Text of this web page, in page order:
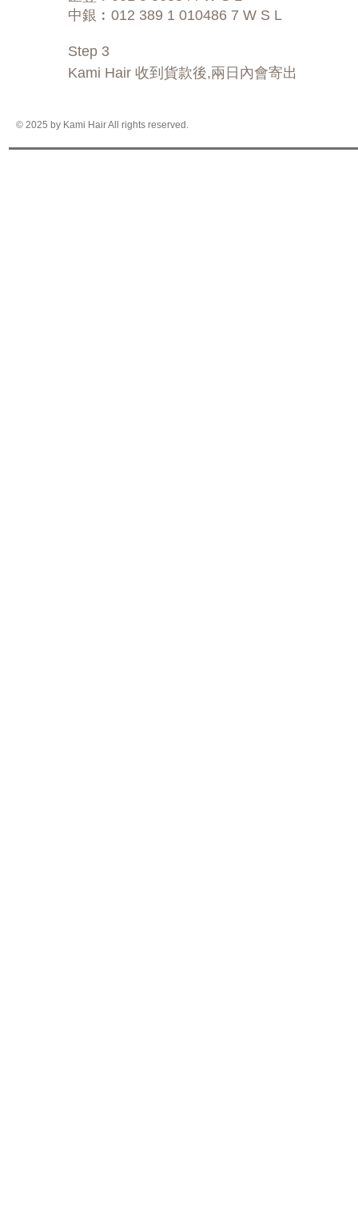
中銀︰012 389 1 010486 7 W S L
Step 3
Kami Hair 收到貨款後,兩日內會寄出
© 2025 by Kami Hair All rights reserved.